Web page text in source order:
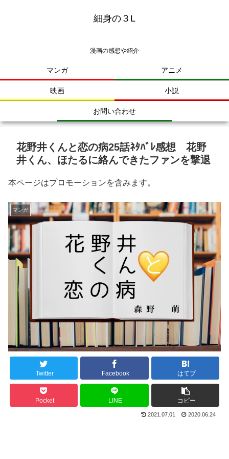
細身の３L
漫画の感想や紹介
マンガ アニメ
映画 小説
お問い合わせ
花野井くんと恋の病25話ﾈﾀﾊﾞﾚ感想 花野
井くん、ほたるに絡んできたファンを撃退
本ページはプロモーションを含みます。
マンガ
Twitter Facebook はてブ
Pocket LINE コピー
2021.07.01 2020.06.24